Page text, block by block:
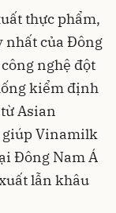
thực phẩm,
nhất của Đông
nghệ đột
kiểm định
Asian
giúp Vinamilk
Đông Nam Á
lẫn khâu